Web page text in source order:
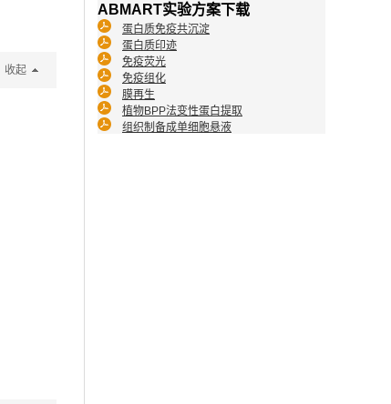
ABMART实验方案下载
蛋白质免疫共沉淀
蛋白质印迹
免疫荧光
免疫组化
膜再生
植物BPP法变性蛋白提取
组织制备成单细胞悬液
收起